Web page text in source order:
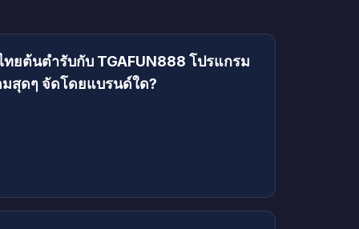
ทยต้นตำรับกับ TGAFUN888 โปรแกรม
สุดๆ จัดโดยแบรนด์ใด?